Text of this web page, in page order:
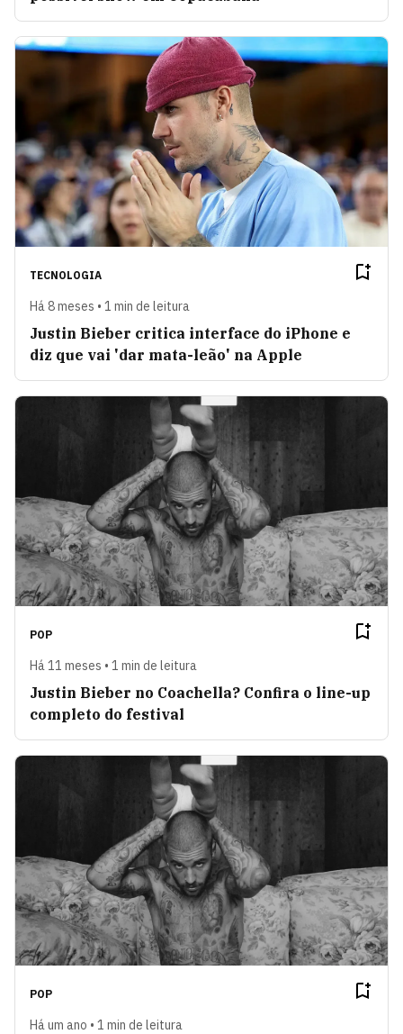
TECNOLOGIA
Há 8 meses • 1 min de leitura
Justin Bieber critica interface do iPhone e
diz que vai 'dar mata-leão' na Apple
POP
Há 11 meses • 1 min de leitura
Justin Bieber no Coachella? Confira o line-up
completo do festival
POP
Há um ano • 1 min de leitura